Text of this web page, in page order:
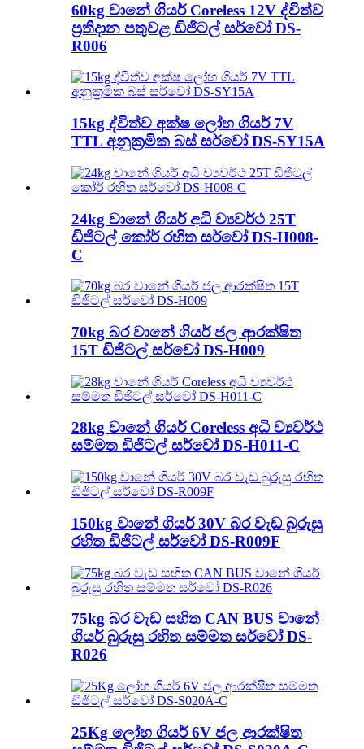
60kg වානේ ගියර් Coreless 12V ද්විත්ව
ප්‍රතිදාන පතුවළ ඩිජිටල් සර්වෝ DS-
R006
15kg ද්විත්ව අක්ෂ ලෝහ ගියර් 7V
TTL අනුක්‍රමික බස් සර්වෝ DS-SY15A
24kg වානේ ගියර් අධි ව්‍යවර්ථ 25T
ඩිජිටල් කෝර් රහිත සර්වෝ DS-H008-
C
70kg බර වානේ ගියර් ජල ආරක්ෂිත
15T ඩිජිටල් සර්වෝ DS-H009
28kg වානේ ගියර් Coreless අධි ව්‍යවර්ථ
සම්මත ඩිජිටල් සර්වෝ DS-H011-C
150kg වානේ ගියර් 30V බර වැඩ බුරුසු
රහිත ඩිජිටල් සර්වෝ DS-R009F
75kg බර වැඩ සහිත CAN BUS වානේ
ගියර් බුරුසු රහිත සම්මත සර්වෝ DS-
R026
25Kg ලෝහ ගියර් 6V ජල ආරක්ෂිත